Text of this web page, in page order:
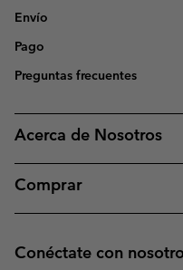
Envío
Pago
Preguntas frecuentes
Acerca de Nosotros
Comprar
Conéctate con